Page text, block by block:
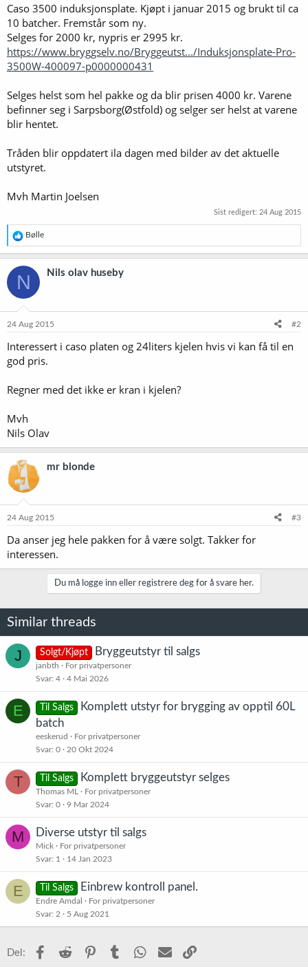
Caso 3500 induksjonsplate. Kjøpt i januar 2015 og brukt til ca
10 batcher. Fremstår som ny.
Selges for 2000 kr, nypris er 2995 kr.
https://www.bryggselv.no/Bryggeutst.../Induksjonsplate-Pro-
3500W-400097-p0000000431
Selges helst som hel pakke og da blir prisen 4000 kr. Varene
befinner seg i Sarpsborg(Østfold) og selger ser helst at varene
blir hentet.
Tråden blir oppdatert ila dagen med bilder av det aktuelle
utstyret.
Mvh Martin Joelsen
Sist redigert: 24 Aug 2015
R
e
a
k
s
j
o
e
:
Bølle
N Nils olav huseby
24 Aug 2015 #2
Interessert i caso platen og 24liters kjelen hvis vi kan få til en
god pris.
Regner med det ikke er kran i kjelen?
Mvh
Nils Olav
mr blonde
24 Aug 2015 #3
Da anser jeg hele pakken for å være solgt. Takker for
interessen.
Du må logge inn eller registrere deg for å svare her.
Similar threads
J Solgt/Kjøpt Bryggeutstyr til salgs
janbth
For privatpersoner
Svar 4 4 Mai 2026
E Til Salgs
Komplett utstyr for brygging av opptil 60L
batch
eeskerud
For privatpersoner
Svar 0 20 Okt 2024
T Til Salgs Komplett bryggeutstyr selges
Thomas ML
For privatpersoner
Svar 0 9 Mar 2024
M Diverse utstyr til salgs
Mick
For privatpersoner
Svar 1 14 Jan 2023
E Til Salgs Einbrew kontroll panel.
Endre Amdal
For privatpersoner
Svar 2 5 Aug 2021
Del: Facebook
Reddit PinterestTumblr WhatsApp
E-post